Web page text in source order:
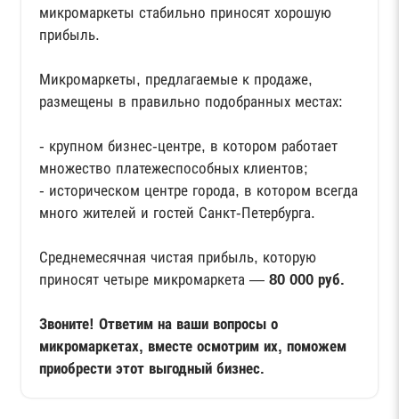
микромаркеты стабильно приносят хорошую
прибыль.
Микромаркеты, предлагаемые к продаже,
размещены в правильно подобранных местах:
- крупном бизнес-центре, в котором работает
множество платежеспособных клиентов;
- историческом центре города, в котором всегда
много жителей и гостей Санкт-Петербурга.
Среднемесячная чистая прибыль, которую
приносят четыре микромаркета — 80 000 руб.
Звоните! Ответим на ваши вопросы о
микромаркетах, вместе осмотрим их, поможем
приобрести этот выгодный бизнес.